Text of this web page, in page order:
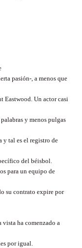
pasión-, a menos que
Eastwood. Un actor casi
y menos pulgas
y tal es el registro de
del béisbol.
para un equipo de
su contrato expire por
vista ha comenzado a
por igual.